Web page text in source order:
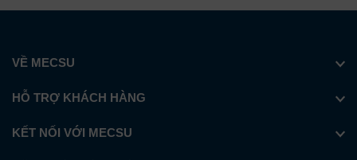
VỀ MECSU
HỖ TRỢ KHÁCH HÀNG
KẾT NỐI VỚI MECSU